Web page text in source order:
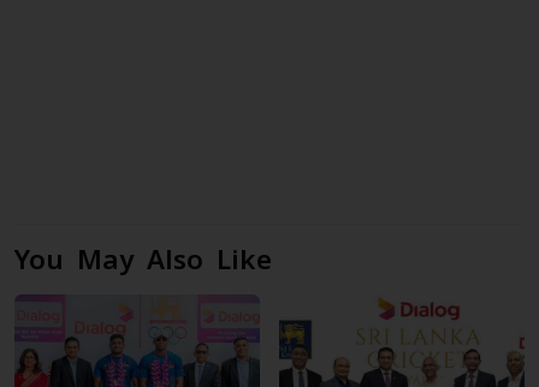
You May Also Like